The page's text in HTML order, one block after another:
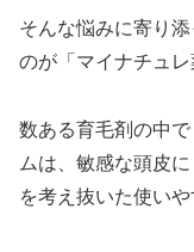
そんな悩みに寄り
のが「マイナチュレ
数ある育毛剤の中
ムは、敏感な頭皮
を考え抜いた使いや